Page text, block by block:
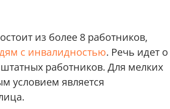
из более 8 работников,
с инвалидностью. Речь идет о
работников. Для мелких
условием является